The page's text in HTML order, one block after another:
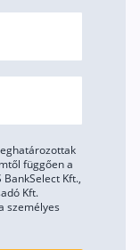
függően a
BankSelect Kft.,
Kft.
személyes